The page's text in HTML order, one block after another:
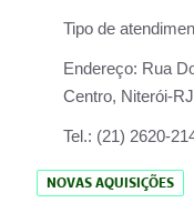
Tipo de
Endereço: Rua
Centro, Niterói-RJ
Tel.: (21) 2620-
NOVAS AQUISIÇÕES